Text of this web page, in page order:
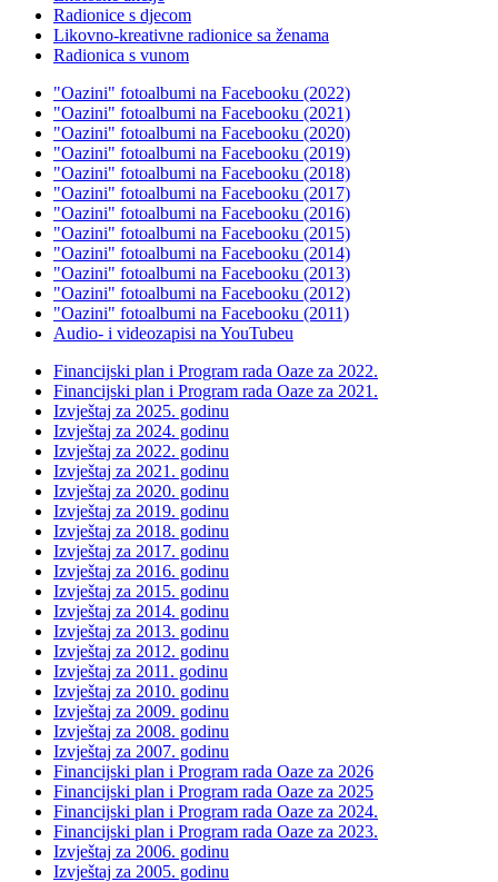
Radionice s djecom
Likovno-kreativne radionice sa ženama
Radionica s vunom
"Oazini" fotoalbumi na Facebooku (2022)
"Oazini" fotoalbumi na Facebooku (2021)
"Oazini" fotoalbumi na Facebooku (2020)
"Oazini" fotoalbumi na Facebooku (2019)
"Oazini" fotoalbumi na Facebooku (2018)
"Oazini" fotoalbumi na Facebooku (2017)
"Oazini" fotoalbumi na Facebooku (2016)
"Oazini" fotoalbumi na Facebooku (2015)
"Oazini" fotoalbumi na Facebooku (2014)
"Oazini" fotoalbumi na Facebooku (2013)
"Oazini" fotoalbumi na Facebooku (2012)
"Oazini" fotoalbumi na Facebooku (2011)
Audio- i videozapisi na YouTubeu
Financijski plan i Program rada Oaze za 2022.
Financijski plan i Program rada Oaze za 2021.
Izvještaj za 2025. godinu
Izvještaj za 2024. godinu
Izvještaj za 2022. godinu
Izvještaj za 2021. godinu
Izvještaj za 2020. godinu
Izvještaj za 2019. godinu
Izvještaj za 2018. godinu
Izvještaj za 2017. godinu
Izvještaj za 2016. godinu
Izvještaj za 2015. godinu
Izvještaj za 2014. godinu
Izvještaj za 2013. godinu
Izvještaj za 2012. godinu
Izvještaj za 2011. godinu
Izvještaj za 2010. godinu
Izvještaj za 2009. godinu
Izvještaj za 2008. godinu
Izvještaj za 2007. godinu
Financijski plan i Program rada Oaze za 2026
Financijski plan i Program rada Oaze za 2025
Financijski plan i Program rada Oaze za 2024.
Financijski plan i Program rada Oaze za 2023.
Izvještaj za 2006. godinu
Izvještaj za 2005. godinu